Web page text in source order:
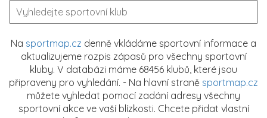
Na sportmap.cz denně vkládáme sportovní informace a
aktualizujeme rozpis zápasů pro všechny sportovní
kluby. V databázi máme 68456 klubů, které jsou
připraveny pro vyhledání. - Na hlavní straně sportmap.cz
můžete vyhledat pomocí zadání adresy všechny
sportovní akce ve vaší blízkosti. Chcete přidat vlastní